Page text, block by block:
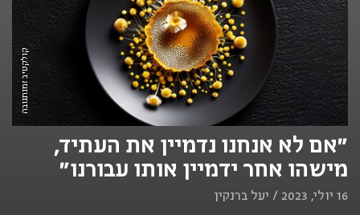
קולקטיב זמנתגובה
"אם לא אנחנו נדמיין את העתיד,
מישהו אחר ידמיין אותו עבורנו"
16 יולי, 2023 / יעל ברנקין